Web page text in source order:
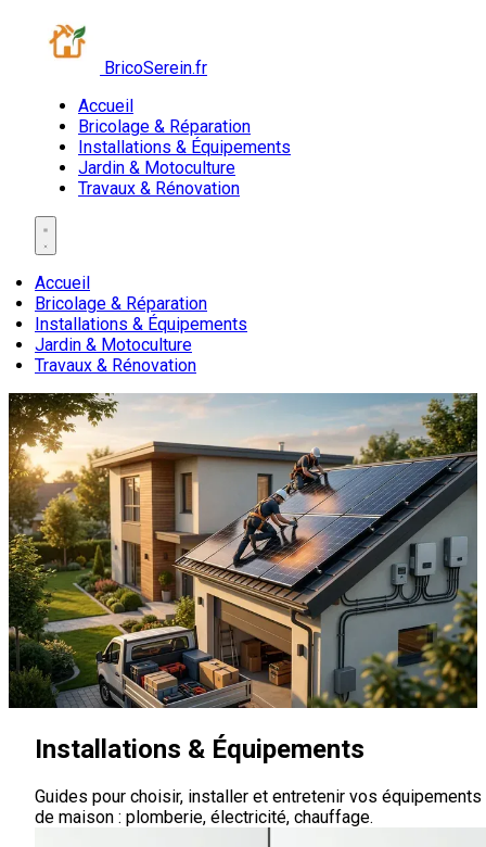
BricoSerein.fr
Accueil
Bricolage & Réparation
Installations & Équipements
Jardin & Motoculture
Travaux & Rénovation
Accueil
Bricolage & Réparation
Installations & Équipements
Jardin & Motoculture
Travaux & Rénovation
Installations & Équipements
Guides pour choisir, installer et entretenir vos équipements
de maison : plomberie, électricité, chauffage.